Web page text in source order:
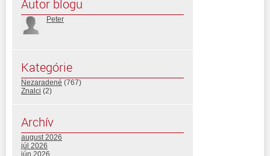
Autor blogu
Peter
Kategórie
Nezaradené (767)
Znalci (2)
Archív
august 2026
júl 2026
jún 2026